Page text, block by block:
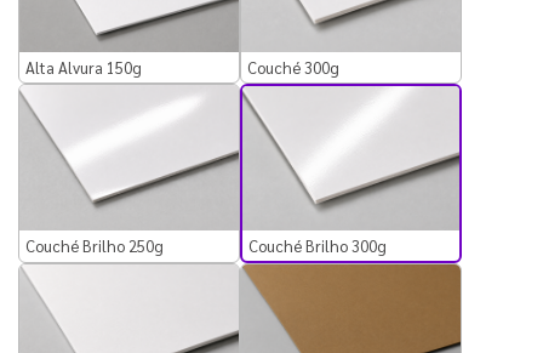
Alta Alvura 150g Couché 300g
Couché Brilho 250g Couché Brilho 300g